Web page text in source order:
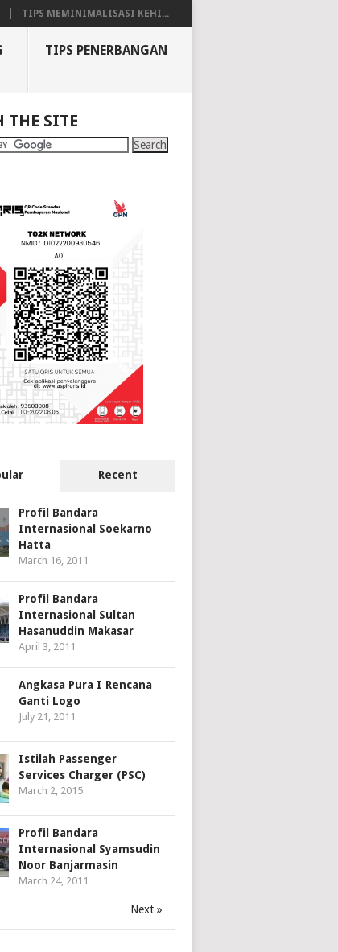
TIPS MEMINIMALISASI KEHI...
TIPS PENERBANGAN
THE SITE
Recent
Profil Bandara
Internasional Soekarno
Hatta
March 16, 2011
Profil Bandara
Internasional Sultan
Hasanuddin Makasar
April 3, 2011
Angkasa Pura I Rencana
Ganti Logo
July 21, 2011
Istilah Passenger
Services Charger (PSC)
March 2, 2015
Profil Bandara
Internasional Syamsudin
Noor Banjarmasin
March 24, 2011
Next »